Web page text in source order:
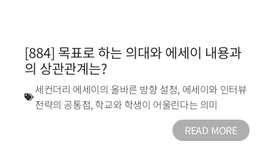
[884] 목표로 하는 의대와 에세이 내용과
의 상관관계는?
세컨더리 에세이의 올바른 방향 설정, 에세이와 인터뷰
전략의 공통점, 학교와 학생이 어울린다는 의미
READ MORE